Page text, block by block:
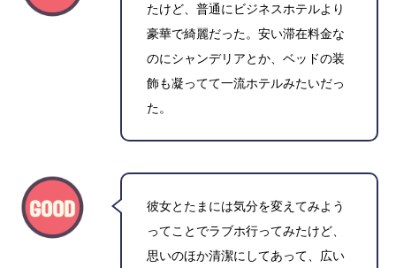
たけど、普通にビジネスホテルより
豪華で綺麗だった。安い滞在料金な
のにシャンデリアとか、ベッドの装
飾も凝ってて一流ホテルみたいだっ
た。
彼女とたまには気分を変えてみよう
ってことでラブホ行ってみたけど、
思いのほか清潔にしてあって、広い